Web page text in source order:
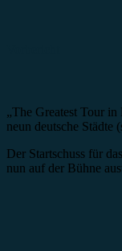
„The Greatest Tour
neun deutsche Städte
Der Startschuss für
nun auf der Bühne